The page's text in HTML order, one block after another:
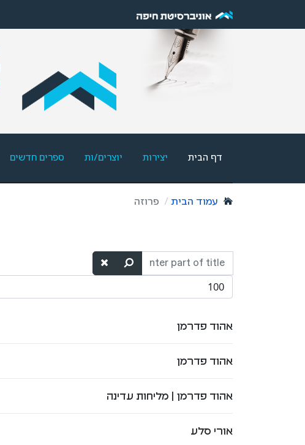
דף הבית יצירות יוצרים/ות ספרים חדשים
עמוד הבית פרוזה
Enter
part
of
title
הצגת #
אהוד פדרמן
אהוד פדרמן
אהוד פדרמן | מליחות עדינה
אורי סלע